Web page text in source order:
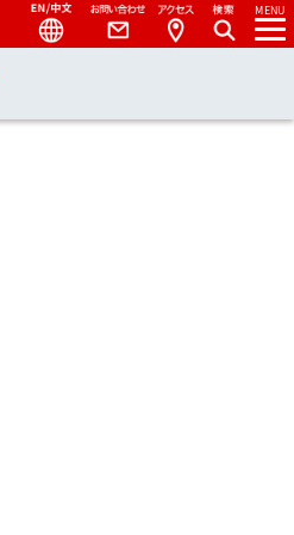
MENU
Access
Contact
Language